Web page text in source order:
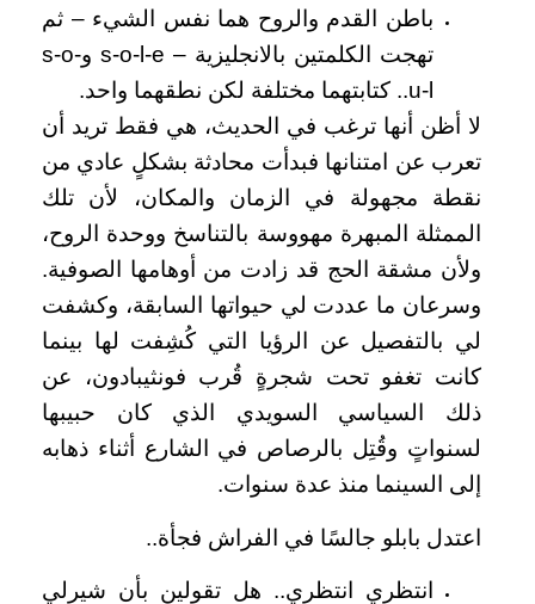
باطن القدم والروح هما نفس الشيء – ثم
تهجت الكلمتين بالانجليزية – s-o-l-e وs-o-
u-l.. كتابتهما مختلفة لكن نطقهما واحد.
لا أظن أنها ترغب في الحديث، هي فقط تريد أن
تعرب عن امتنانها فبدأت محادثة بشكلٍ عادي من
نقطة مجهولة في الزمان والمكان، لأن تلك
الممثلة المبهرة مهووسة بالتناسخ ووحدة الروح،
ولأن مشقة الحج قد زادت من أوهامها الصوفية.
وسرعان ما عددت لي حيواتها السابقة، وكشفت
لي بالتفصيل عن الرؤيا التي كُشِفت لها بينما
كانت تغفو تحت شجرةٍ قُرب فونثيبادون، عن
ذلك السياسي السويدي الذي كان حبيبها
لسنواتٍ وقُتِل بالرصاص في الشارع أثناء ذهابه
إلى السينما منذ عدة سنوات.
اعتدل بابلو جالسًا في الفراش فجأة..
انتظري انتظري.. هل تقولين بأن شيرلي